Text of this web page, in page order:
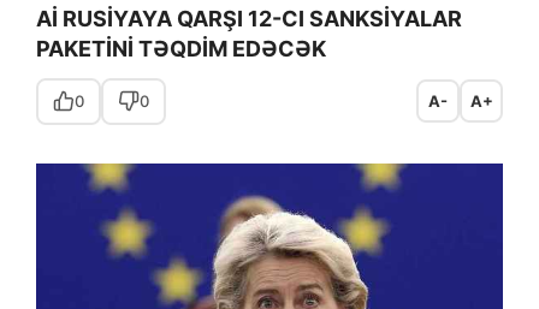
Aİ RUSİYAYA QARŞI 12-CI SANKSİYALAR
PAKETİNİ TƏQDİM EDƏCƏK
0 0 A- A+